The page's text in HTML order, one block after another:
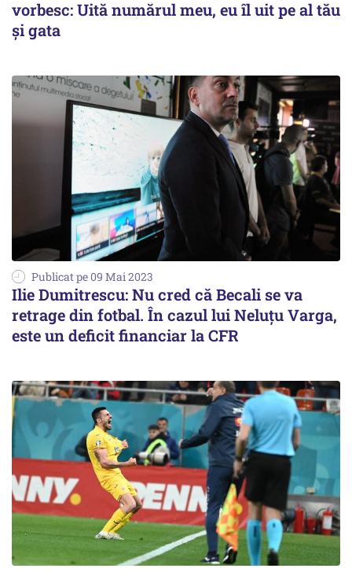
vorbesc: Uită numărul meu, eu îl uit pe al tău
şi gata
Publicat pe 09 Mai 2023
Ilie Dumitrescu: Nu cred că Becali se va
retrage din fotbal. În cazul lui Neluţu Varga,
este un deficit financiar la CFR